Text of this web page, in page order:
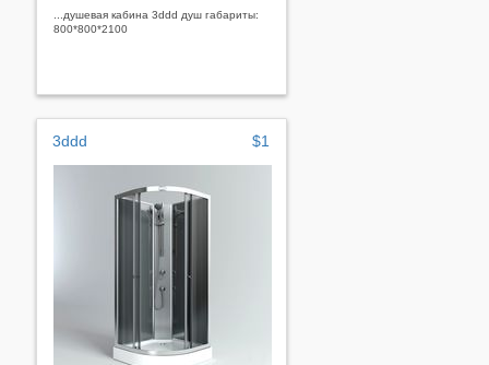
...душевая кабина 3ddd душ габариты:
800*800*2100
3ddd $1